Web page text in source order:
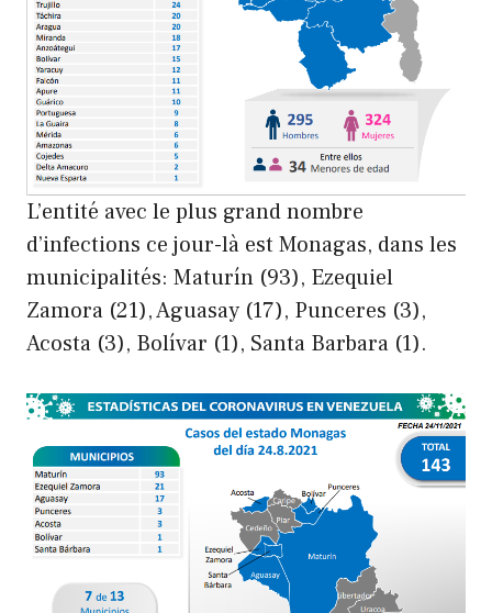
L’entité avec le plus grand nombre
d’infections ce jour-là est Monagas, dans les
municipalités: Maturín (93), Ezequiel
Zamora (21), Aguasay (17), Punceres (3),
Acosta (3), Bolívar (1), Santa Barbara (1).